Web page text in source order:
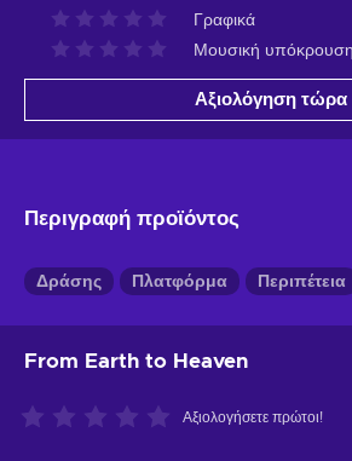
Γραφικά
Μουσική υπόκρουση
Αξιολόγηση τώρα
Περιγραφή προϊόντος
Δράσης Πλατφόρμα Περιπέτεια
From Earth to Heaven
Αξιολογήσετε πρώτοι!